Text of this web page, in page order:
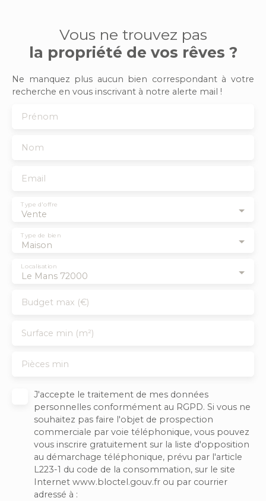
Vous ne trouvez pas
la propriété de vos rêves ?
Ne manquez plus aucun bien correspondant à votre
recherche en vous inscrivant à notre alerte mail !
Prénom
Nom
Email
Vente
Type d'offre
Maison
Type de bien
Le Mans 72000
Localisation
Budget max (€)
Surface min (m²)
Pièces min
J'accepte le traitement de mes données
personnelles conformément au RGPD. Si vous ne
souhaitez pas faire l'objet de prospection
commerciale par voie téléphonique, vous pouvez
vous inscrire gratuitement sur la liste d'opposition
au démarchage téléphonique, prévu par l'article
L223-1 du code de la consommation, sur le site
Internet www.bloctel.gouv.fr ou par courrier
adressé à :